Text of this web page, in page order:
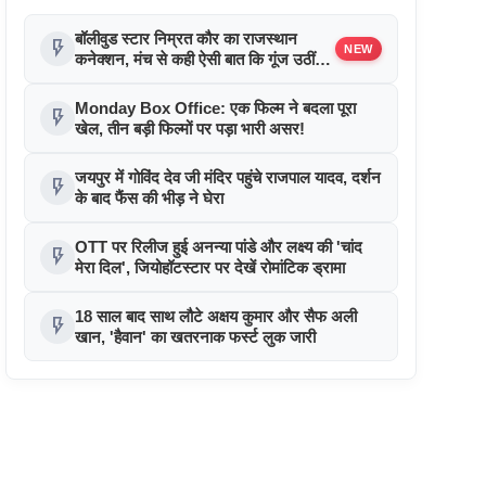
flash_on बॉलीवुड स्टार निम्रत कौर का राजस्थान
कनेक्शन, मंच से कही ऐसी बात कि गूंज उठीं
NEW
flash_on
Monday Box Office: एक फिल्म ने बदला पूरा
खेल, तीन बड़ी फिल्मों पर पड़ा भारी असर!
flash_on जयपुर में गोविंद देव जी मंदिर पहुंचे राजपाल यादव, दर्शन
के बाद फैंस की भीड़ ने घेरा
flash_on OTT पर रिलीज हुई अनन्या पांडे और लक्ष्य की 'चांद
मेरा दिल', जियोहॉटस्टार पर देखें रोमांटिक ड्रामा
flash_on
18 साल बाद साथ लौटे अक्षय कुमार और सैफ अली
खान, 'हैवान' का खतरनाक फर्स्ट लुक जारी